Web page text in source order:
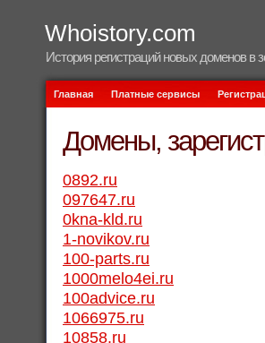
Whoistory.com
История регистраций новых доменов в
Главная Платные сервисы
Домены,
0892.ru
097647.ru
0kna-kld.ru
1-novikov.ru
100-parts.ru
1000melo4ei.ru
100advice.ru
1066975.ru
10858.ru